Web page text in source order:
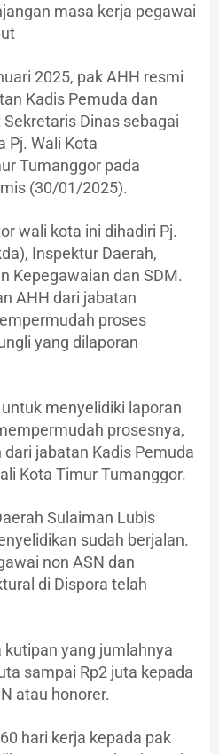
masa kerja pegawai
2025, pak AHH resmi
Kadis Pemuda dan
Dinas sebagai
Pj. Wali Kota
Tumanggor pada
(30/01/2025).
wali kota ini dihadiri Pj.
Inspektur Daerah,
Kepegawaian dan SDM.
AHH dari jabatan
proses
yang dilaporan
menyelidiki laporan
prosesnya,
jabatan Kadis Pemuda
Kota Timur Tumanggor.
Sulaiman Lubis
sudah berjalan.
non ASN dan
di Dispora telah
yang jumlahnya
sampai Rp2 juta kepada
atau honorer.
hari kerja kepada pak